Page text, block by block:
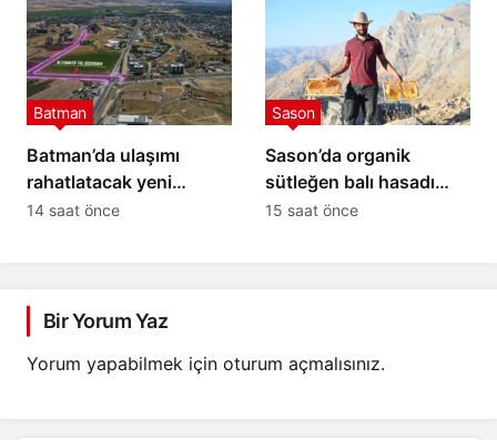
Batman’da ulaşımı
rahatlatacak yeni
alternatif bağlantı yolu
Batman
14 saat önce
Sason’da organik
sütleğen balı hasadı
gerçekleştirildi
Sason
15 saat önce
Bir Yorum Yaz
Yorum yapabilmek için oturum açmalısınız.